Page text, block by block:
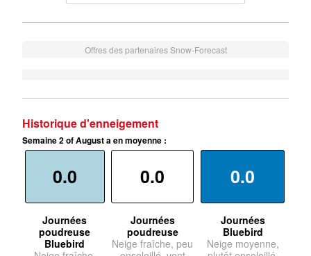
Offres des partenaires Snow-Forecast
Historique d'enneigement
Semaine 2 of August a en moyenne :
0.0
Journées
poudreuse
Bluebird
0.0
Journées
poudreuse
Neige fraîche, peu
0.0
Journées
Bluebird
Neige moyenne,